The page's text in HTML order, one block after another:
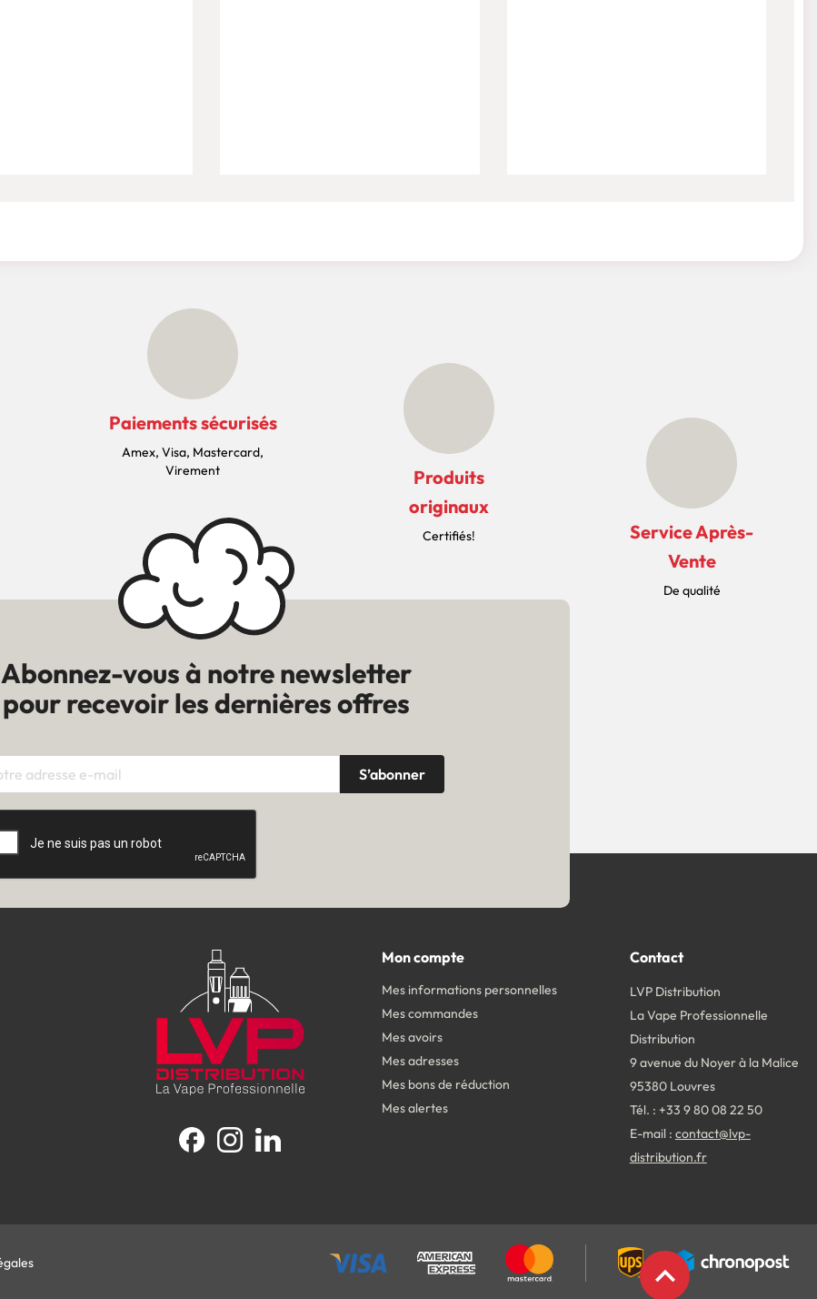
Paiements sécurisés
Amex, Visa, Mastercard,
Virement
Produits
originaux
Certifiés!
Service Après-
Vente
De qualité
Abonnez-vous à notre newsletter
pour recevoir les dernières offres
expand_less
FacebookInstagram
Mon compte
Mes informations personnelles
Mes commandes
Mes avoirs
Mes adresses
Mes bons de réduction
Mes alertes
Contact
LVP Distribution
La Vape Professionnelle
Distribution
9 avenue du Noyer à la Malice
95380 Louvres
Tél. : +33 9 80 08 22 50
E-mail : contact@lvp-
distribution.fr